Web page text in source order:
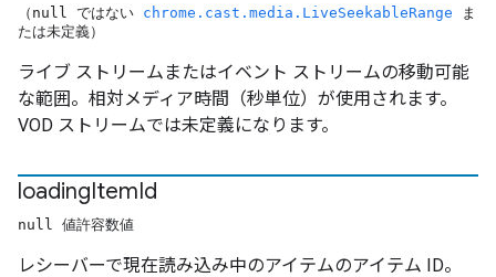
（null ではない chrome.cast.media.LiveSeekableRange ま
たは未定義）
ライブ ストリームまたはイベント ストリームの移動可能
な範囲。相対メディア時間（秒単位）が使用されます。
VOD ストリームでは未定義になります。
loadingItemId
null 値許容数値
レシーバーで現在読み込み中のアイテムのアイテム ID。